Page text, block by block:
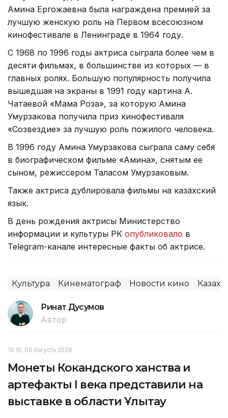
Амина Ергожаевна была награждена премией за
лучшую женскую роль на Первом всесоюзном
кинофестивале в Ленинграде в 1964 году.
С 1968 по 1996 годы актриса сыграла более чем в
десяти фильмах, в большинстве из которых — в
главных ролях. Большую популярность получила
вышедшая на экраны в 1991 году картина А.
Чатаевой «Мама Роза», за которую Амина
Умурзакова получила приз кинофестиваля
«Созвездие» за лучшую роль пожилого человека.
В 1996 году Амина Умурзакова сыграла саму себя
в биографическом фильме «Амина», снятым ее
сыном, режиссером Таласом Умурзаковым.
Также актриса дублировала фильмы на казахский
язык.
В день рождения актрисы Министерство
информации и культуры РК опубликовало в
Telegram-канале интересные факты об актрисе.
Культура Кинематограф Новости кино
Ринат Дусумов
Автор
19:16, 06 Августа 2026
Монеты Кокандского ханства и
артефакты I века представили на
выставке в области Ұлытау